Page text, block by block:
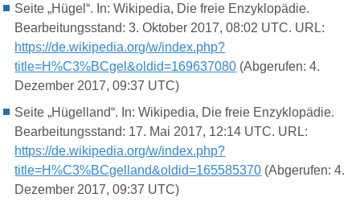
Seite „Hügel“. In: Wikipedia, Die freie Enzyklopädie.
Bearbeitungsstand: 3. Oktober 2017, 08:02 UTC. URL:
https://de.wikipedia.org/w/index.php?
title=H%C3%BCgel&oldid=169637080 (Abgerufen: 4.
Dezember 2017, 09:37 UTC)
Seite „Hügelland“. In: Wikipedia, Die freie Enzyklopädie.
Bearbeitungsstand: 17. Mai 2017, 12:14 UTC. URL:
https://de.wikipedia.org/w/index.php?
title=H%C3%BCgelland&oldid=165585370 (Abgerufen: 4.
Dezember 2017, 09:37 UTC)